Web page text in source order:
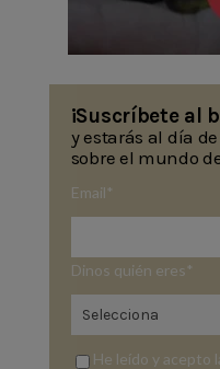
¡Suscríbete al
y estarás al día
sobre el mundo
Email *
Dinos quién eres *
He leído y acepto